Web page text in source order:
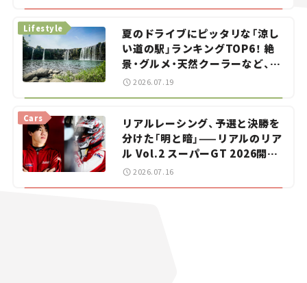
夏のドライブにピッタリな「涼し
い道の駅」ランキングTOP6！ 絶
景・グルメ・天然クーラーなど、避
暑におすすめのスポットを紹介
Lifestyle
2026.07.19
リアルレーシング、予選と決勝を
分けた「明と暗」——リアルのリア
ル Vol.2 スーパーGT 2026開幕
戦 岡山国際サーキット
Cars
2026.07.16